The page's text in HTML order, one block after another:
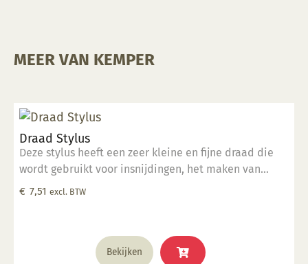
MEER VAN KEMPER
Draad Stylus
Deze stylus heeft een zeer kleine en fijne draad die
wordt gebruikt voor insnijdingen, het maken van
groeven van verschillende grootte en het detailleren
€ 7,51 excl. BTW
Bekijken